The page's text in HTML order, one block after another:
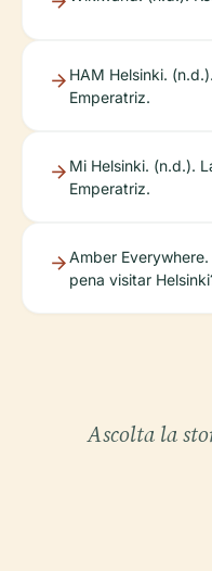
HAM Helsinki.
Emperatriz.
Mi Helsinki. (n.d.).
Emperatriz.
Amber Everywhere.
pena visitar
Ascolta la